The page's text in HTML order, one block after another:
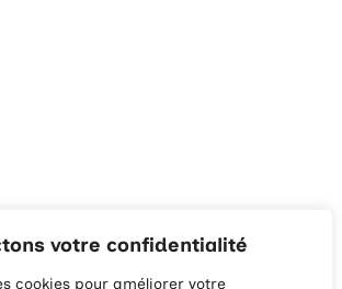
votre confidentialité
cookies pour améliorer votre